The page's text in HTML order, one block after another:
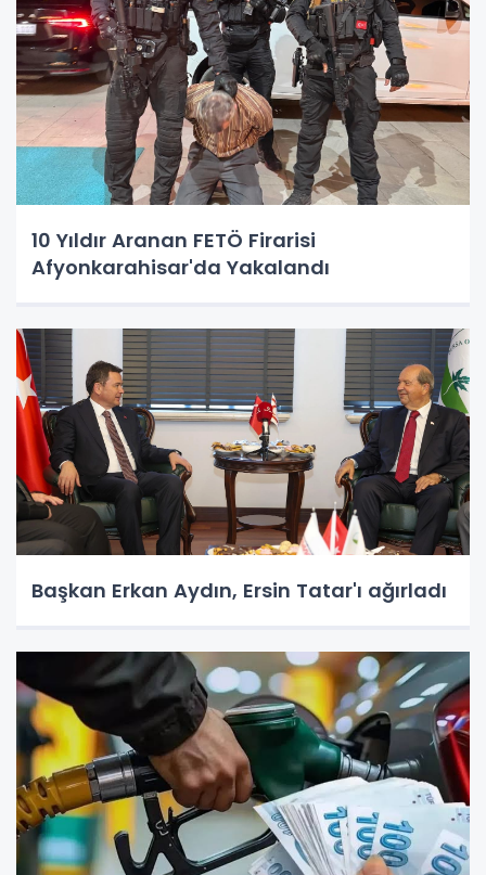
10 Yıldır Aranan FETÖ Firarisi
Afyonkarahisar'da Yakalandı
Başkan Erkan Aydın, Ersin Tatar'ı ağırladı